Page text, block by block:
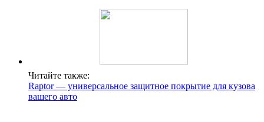
Читайте также:
Raptor — универсальное защитное покрытие для кузова
вашего авто